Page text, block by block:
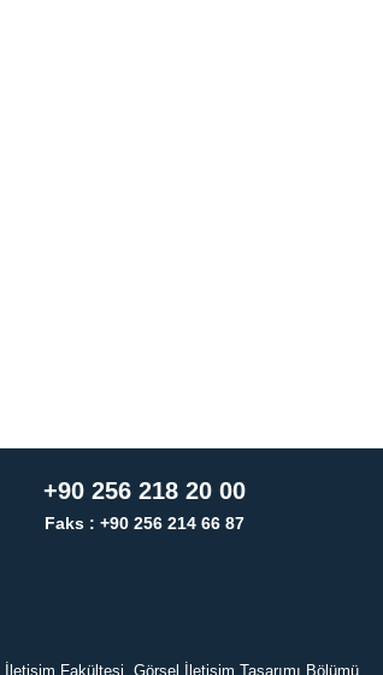
+90 256 218 20 00
Faks : +90 256 214 66 87
İletişim Fakültesi, Görsel İletişim Tasarımı Bölümü